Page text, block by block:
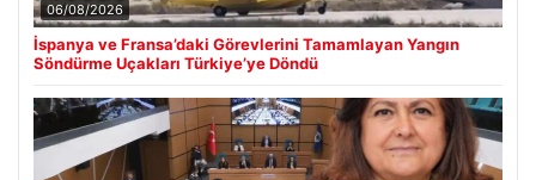
06/08/2026
İspanya ve Fransa’daki Görevlerini Tamamlayan Yangın
Söndürme Uçakları Türkiye’ye Döndü